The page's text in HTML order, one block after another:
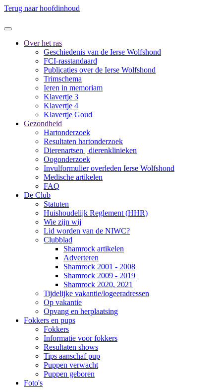
Terug naar hoofdinhoud
Over het ras
Geschiedenis van de Ierse Wolfshond
FCI-rasstandaard
Publicaties over de Ierse Wolfshond
Trimschema
Ieren in memoriam
Klavertje 3
Klavertje 4
Klavertje Goud
Gezondheid
Hartonderzoek
Resultaten hartonderzoek
Dierenartsen | dierenklinieken
Oogonderzoek
Invulformulier overleden Ierse Wolfshond
Medische artikelen
FAQ
De Club
Statuten
Huishoudelijk Reglement (HHR)
Wie zijn wij
Lid worden van de NIWC?
Clubblad
Shamrock artikelen
Adverteren
Shamrock 2001 - 2008
Shamrock 2009 - 2019
Shamrock 2020, 2021
Tijdelijke vakantie/logeeradressen
Op vakantie
Opvang en herplaatsing
Fokkers en pups
Fokkers
Informatie voor fokkers
Resultaten shows
Tips aanschaf pup
Puppen verwacht
Puppen geboren
Foto's